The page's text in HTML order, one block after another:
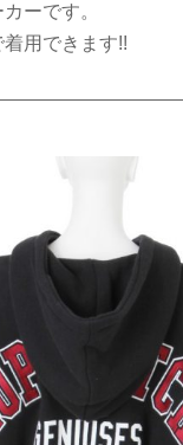
ーです。
用できます!!